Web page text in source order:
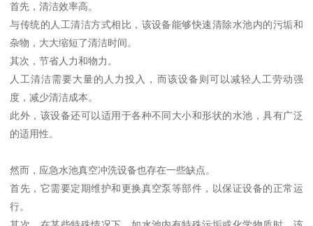
首先，清洁效率高。
与传统的人工清洁方式相比，该设备能够快速清除水池内的污垢和
杂物，大大缩短了清洁时间。
其次，节省人力和物力。
人工清洁需要大量的人力投入，而该设备则可以减轻人工劳动强
度，减少清洁成本。
此外，该设备还可以适用于各种不同大小和形状的水池，具有广泛
的适用性。
然而，应急水池真空冲洗设备也存在一些缺点。
首先，它需要定期维护和更换真空泵等部件，以保证设备的正常运
行。